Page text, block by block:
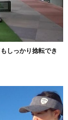
しっかり捻転でき